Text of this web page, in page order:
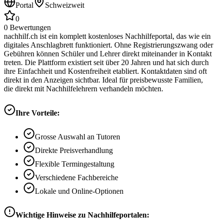
Portal
Schweizweit
0
0 Bewertungen
nachhilf.ch ist ein komplett kostenloses Nachhilfeportal, das wie ein
digitales Anschlagbrett funktioniert. Ohne Registrierungszwang oder
Gebühren können Schüler und Lehrer direkt miteinander in Kontakt
treten. Die Plattform existiert seit über 20 Jahren und hat sich durch
ihre Einfachheit und Kostenfreiheit etabliert. Kontaktdaten sind oft
direkt in den Anzeigen sichtbar. Ideal für preisbewusste Familien,
die direkt mit Nachhilfelehrern verhandeln möchten.
Ihre Vorteile:
Grosse Auswahl an Tutoren
Direkte Preisverhandlung
Flexible Termingestaltung
Verschiedene Fachbereiche
Lokale und Online-Optionen
Wichtige Hinweise zu Nachhilfeportalen: